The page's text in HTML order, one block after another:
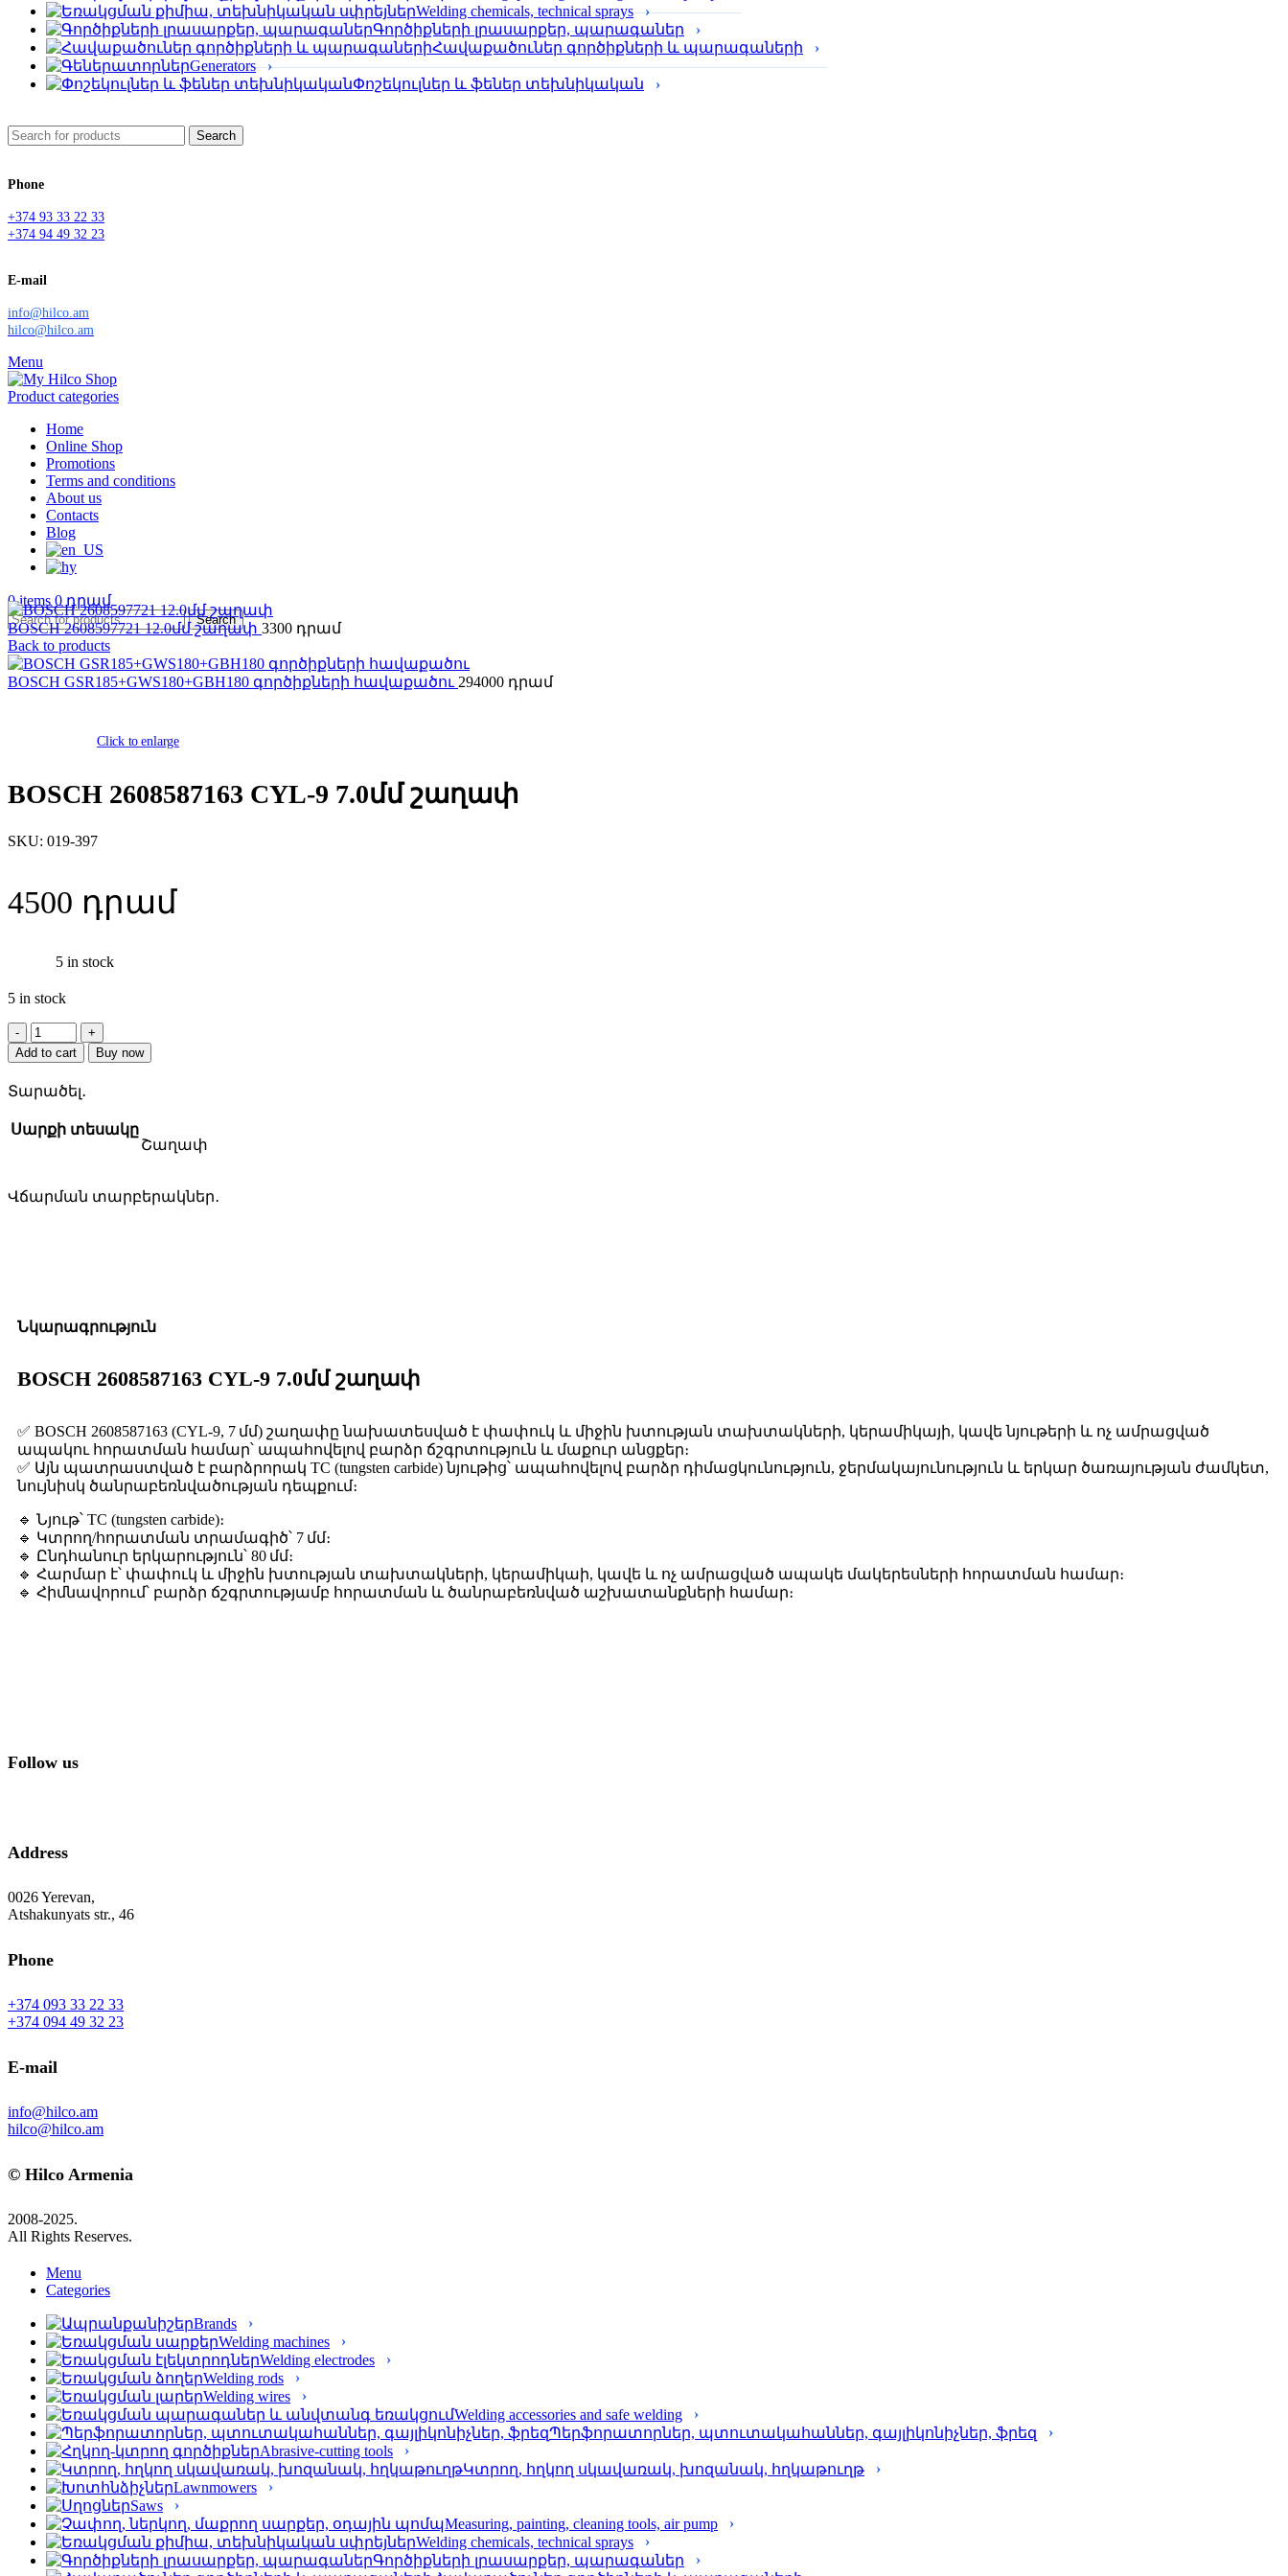
Welding chemicals, technical sprays
Գործիքների լրասարքեր, պարագաներ
Հավաքածուներ գործիքների և պարագաների
Generators
Փոշեկուլներ և ֆեներ տեխնիկական
Search
Phone
+374 93 33 22 33
+374 94 49 32 23
E-mail
info@hilco.am
hilco@hilco.am
Menu
Product categories
Home
Online Shop
Promotions
Terms and conditions
About us
Contacts
Blog
0items 0
Search
BOSCH 2608597721 12.0մմ շաղափ 3300
Back to products
BOSCH GSR185+GWS180+GBH180 գործիքների հավաքածու 294000
Click to enlarge
BOSCH 2608587163 CYL-9 7.0մմ շաղափ
SKU: 019-397
4500
5 in stock
5 in stock
BOSCH
2608587163
CYL-
7.0մմ
quantity
Add to cart Buy now
Տարածել․
Սարքի տեսակը
Շաղափ
Վճարման տարբերակներ․
Նկարագրություն
BOSCH 2608587163 CYL-9 7.0մմ շաղափ
✅ BOSCH 2608587163 (CYL-9, 7 մմ) շաղափը նախատեսված է փափուկ և միջին խտության տախտակների, կերամիկայի, կավե նյութերի և ոչ ամրացված
ապակու հորատման համար՝ ապահովելով բարձր ճշգրտություն և մաքուր անցքեր։
✅ Այն պատրաստված է բարձրորակ TC (tungsten carbide) նյութից՝ ապահովելով բարձր դիմացկունություն, ջերմակայունություն և երկար ծառայության ժամկետ,
նույնիսկ ծանրաբեռնվածության դեպքում։
🔹 Նյութ՝ TC (tungsten carbide)։
🔹 Կտրող/հորատման տրամագիծ՝ 7 մմ։
🔹 Ընդհանուր երկարություն՝ 80 մմ։
🔹 Հարմար է՝ փափուկ և միջին խտության տախտակների, կերամիկաի, կավե և ոչ ամրացված ապակե մակերեսների հորատման համար։
🔹 Հիմնավորում՝ բարձր ճշգրտությամբ հորատման և ծանրաբեռնված աշխատանքների համար։
Follow us
Address
0026 Yerevan,
Atshakunyats str., 46
Phone
+374 093 33 22 33
+374 094 49 32 23
E-mail
info@hilco.am
hilco@hilco.am
© Hilco Armenia
2008-2025.
All Rights Reserves.
Menu
Categories
Brands
Welding machines
Welding electrodes
Welding rods
Welding wires
Welding accessories and safe welding
Պերֆորա­տորներ, պտուտակահաններ, գայլիկոնիչներ, ֆրեզ
Abrasive-cutting tools
Կտրող, հղկող սկավառակ, խոզանակ, հղկաթուղթ
Lawnmowers
Saws
Measuring, painting, cleaning tools, air pump
Welding chemicals, technical sprays
Գործիքների լրասարքեր, պարագաներ